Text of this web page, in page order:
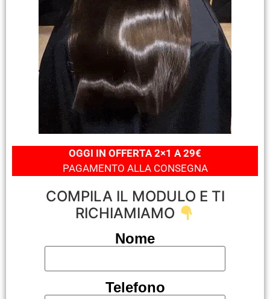
OGGI IN OFFERTA 2×1 A 29€
PAGAMENTO ALLA CONSEGNA
COMPILA IL MODULO E TI
RICHIAMIAMO
Nome
Telefono